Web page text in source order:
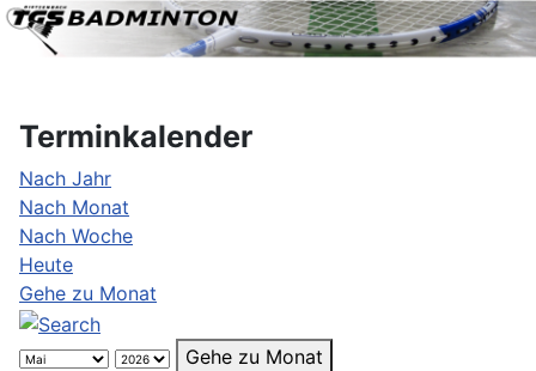
Terminkalender
Nach Jahr
Nach Monat
Nach Woche
Heute
Gehe zu Monat
Gehe zu Monat